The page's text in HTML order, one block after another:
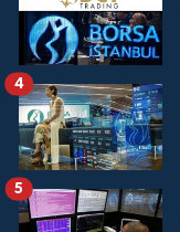
4
5